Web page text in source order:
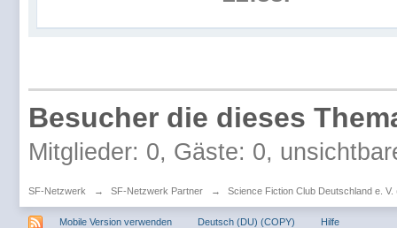
Besucher die dieses
Mitglieder: 0, Gäste: 0,
SF-Netzwerk → SF-Netzwerk Partner → Science Fiction Club Deutschland e. V.
Mobile Version verwenden Deutsch (DU) (COPY)
Hilfe